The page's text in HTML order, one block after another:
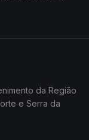
da Região
e Serra da